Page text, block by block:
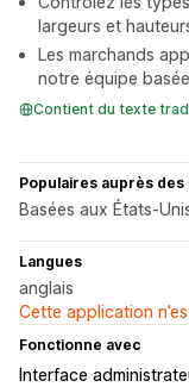
largeurs et
Les marchands
notre équipe
Contient du texte
Populaires auprès
Basées aux États-
Langues
anglais
Cette application
Fonctionne avec
Interface